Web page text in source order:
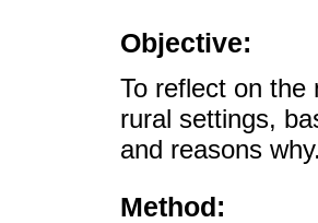
Objective:
To reflect on the
rural settings,
and reasons why.
Method: